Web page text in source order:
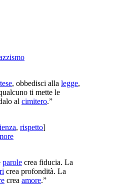
, obbedisci alla legge,
ti mette le
al cimitero.”
, rispetto]
parole crea fiducia. La
crea profondità. La
crea amore.”